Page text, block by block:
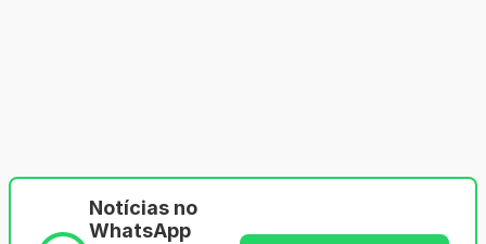
Notícias no
WhatsApp